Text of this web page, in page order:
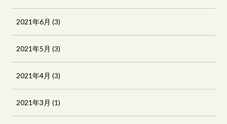
2021年6月 (3)
2021年5月 (3)
2021年4月 (3)
2021年3月 (1)